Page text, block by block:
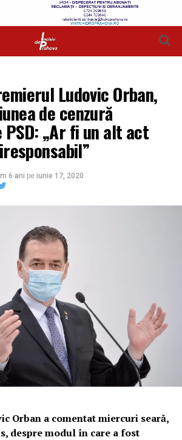
Ludovic Orban,
de cenzură
PSD: „Ar fi un alt act
6 ani pe iunie 17, 2020
Orban a comentat miercuri seară,
despre modul în care a fost